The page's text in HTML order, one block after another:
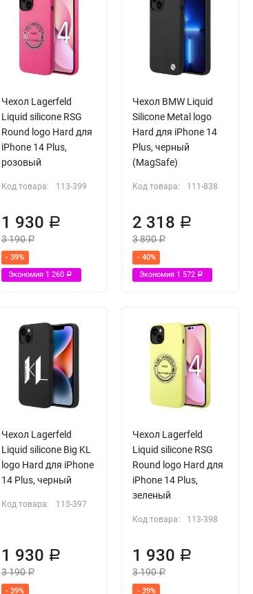
Чехол Lagerfeld
Liquid silicone RSG
Round logo Hard для
iPhone 14 Plus,
розовый
Код товара: 113-399
1 930 Р
3 190Р
- 39%
Экономия 1 260 Р
Чехол BMW Liquid
Silicone Metal logo
Hard для iPhone 14
Plus, черный
(MagSafe)
Код товара: 111-838
2 318 Р
3 890Р
- 40%
Экономия 1 572Р
Чехол Lagerfeld
Liquid silicone Big KL
logo Hard для iPhone
14 Plus, черный
Код товара: 113-397
1 930 Р
3 190Р
- 39%
Чехол Lagerfeld
Liquid silicone RSG
Round logo Hard для
iPhone 14 Plus,
зеленый
Код товара: 113-398
1 930 Р
3 190Р
- 39%